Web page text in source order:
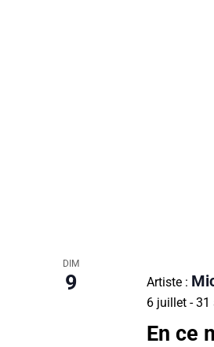
DIM
9
6 juillet -31
En ce
Artiste :